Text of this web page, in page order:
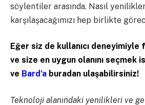
söylentiler arasında. Nasıl
karşılaşacağımızı hep birlikte
Eğer siz de kullanıcı deneyimiyle
ve size en uygun olanını seçmek
ve Bard’a buradan ulaşabilirsiniz!
Teknoloji alanındaki yenilikleri ve